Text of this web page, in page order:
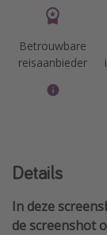
Betrouwbare
reisaanbieder
Details
In deze
de screenshot